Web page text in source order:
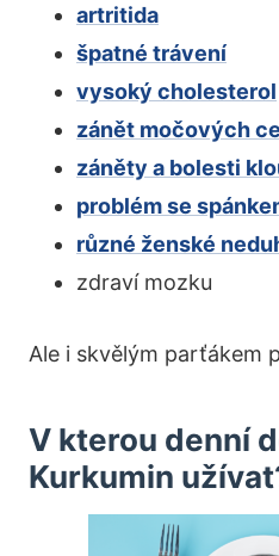
artritida
špatné trávení
vysoký cholesterol
zánět močových
záněty a bolesti
problém se
různé ženské
zdraví mozku
Ale i skvělým parťákem
V kterou denní
Kurkumin